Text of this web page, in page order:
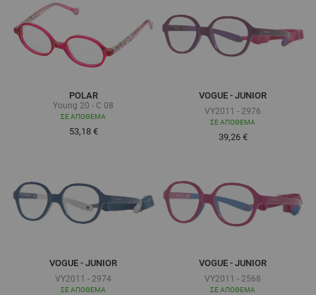
POLAR
Young 20 - C 08
ΣΕ ΑΠΌΘΕΜΑ
53,18 €
VOGUE - JUNIOR
VY2011 - 2976
ΣΕ ΑΠΌΘΕΜΑ
Τόσο χαμηλά όσο
39,26 €
VOGUE - JUNIOR
VY2011 - 2974
ΣΕ ΑΠΌΘΕΜΑ
VOGUE - JUNIOR
VY2011 - 2568
ΣΕ ΑΠΌΘΕΜΑ